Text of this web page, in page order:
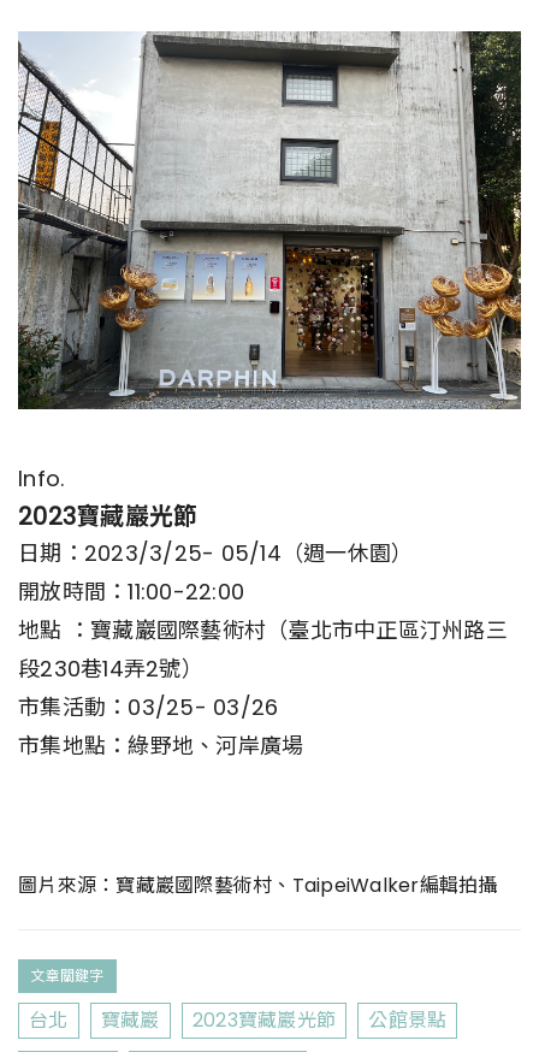
Info.
2023寶藏巖光節
日期：2023/3/25- 05/14（週一休園）
開放時間：11:00-22:00
地點 ：寶藏巖國際藝術村（臺北市中正區汀州路三
段230巷14弄2號）
市集活動：03/25- 03/26
市集地點：綠野地、河岸廣場
圖片來源：寶藏巖國際藝術村、TaipeiWalker編輯拍攝
文章關鍵字
台北 寶藏巖 2023寶藏巖光節
公館景點